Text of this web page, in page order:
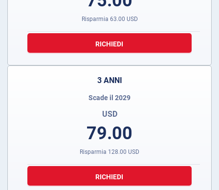
Risparmia 63.00 USD
RICHIEDI
3 ANNI
Scade il 2029
USD
79.00
Risparmia 128.00 USD
RICHIEDI